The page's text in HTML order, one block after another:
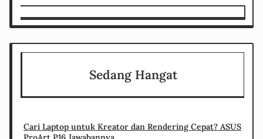
Sedang Hangat
Cari Laptop untuk Kreator dan Rendering Cepat? ASUS